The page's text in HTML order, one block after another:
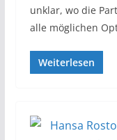
unklar, wo die
alle möglichen
Weiterlesen